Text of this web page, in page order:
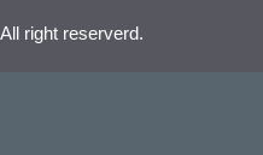
right reserverd.